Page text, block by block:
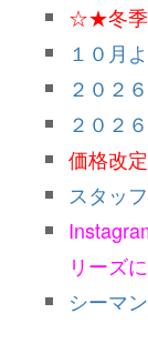
☆★冬季
１０月
２０２
２０２
価格改
スタッ
リーズ
シーマ